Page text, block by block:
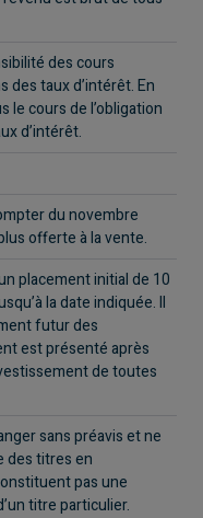
des cours
des taux d’intérêt. En
le cours de l’obligation
d’intérêt.
du novembre
offerte à la vente.
placement initial de 10
la date indiquée. Il
futur des
est présenté après
de toutes
sans préavis et ne
des titres en
pas une
titre particulier.